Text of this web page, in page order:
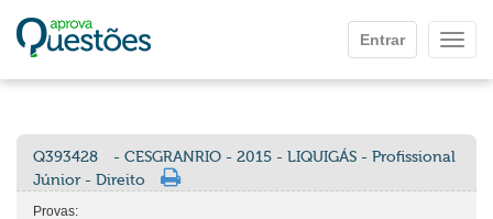
Entrar
Q393428
- CESGRANRIO - 2015 - LIQUIGÁS - Profissional
Júnior - Direito
Provas: